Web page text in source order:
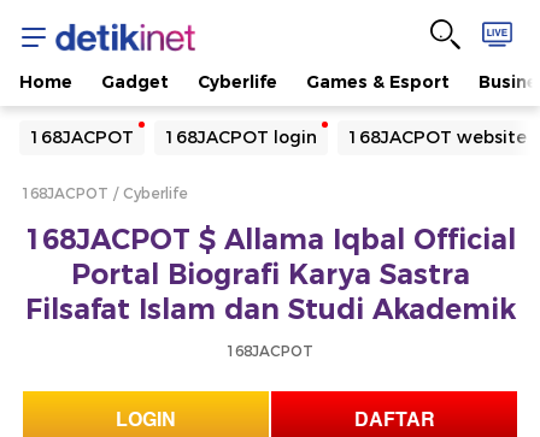
Home Gadget Cyberlife Games & Esport
168JACPOT 168JACPOT login 168JACPOT website
Yang sedang ramai dicari
Loading...
Loading...
168JACPOT Cyberlife
168JACPOT $ Allama Iqbal Official
Portal Biografi Karya Sastra
Filsafat Islam dan Studi Akademik
168JACPOT
LOGIN DAFTAR